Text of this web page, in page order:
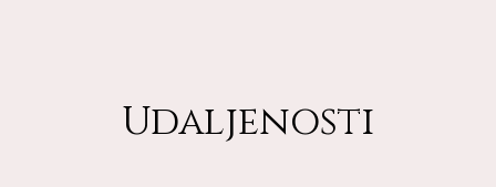
Udaljenosti